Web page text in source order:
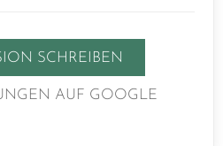
SCHREIBEN
AUF GOOGLE